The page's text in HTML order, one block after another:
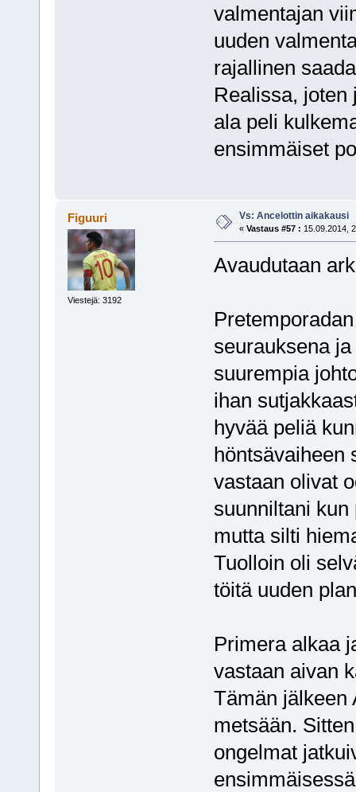
valmentajan
uuden
rajallinen
Realissa, joten
ala peli
ensimmäiset
Figuuri
Viestejä: 3192
Vs: Ancelottin aikakausi
« Vastaus #57 : 15.09.2014,
Avaudutaan
seurauksena
suurempia
ihan
hyvää peliä
höntsävaiheen
vastaan olivat
suunniltani
mutta silti
Tuolloin oli
töitä uuden
Primera alkaa
vastaan aivan
Tämän jälkeen
metsään.
ongelmat